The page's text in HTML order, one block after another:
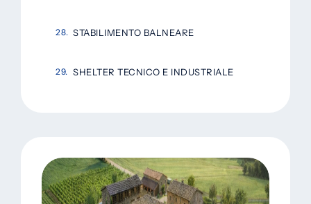
STABILIMENTO BALNEARE
SHELTER TECNICO E INDUSTRIALE